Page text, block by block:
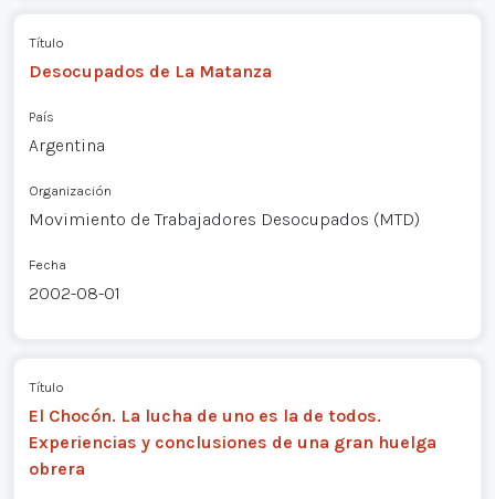
Título
Desocupados de La Matanza
País
Argentina
Organización
Movimiento de Trabajadores Desocupados (MTD)
Fecha
2002-08-01
Título
El Chocón. La lucha de uno es la de todos.
Experiencias y conclusiones de una gran huelga
obrera